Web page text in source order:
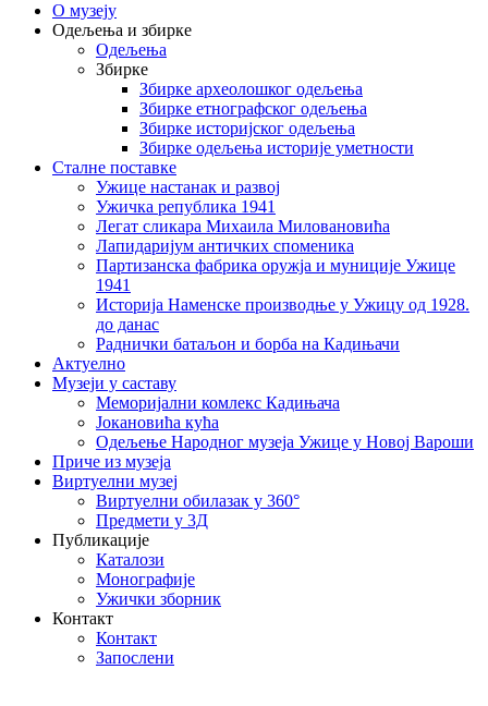
О музеју
Одељења и збирке
Одељења
Збирке
Збирке археолошког одељења
Збирке етнографског одељења
Збирке историјског одељења
Збирке одељења историје уметности
Сталне поставке
Ужице настанак и развој
Ужичка република 1941
Легат сликара Михаила Миловановића
Лапидаријум античких споменика
Партизанска фабрика оружја и муниције Ужице
1941
Историја Наменске производње у Ужицу од 1928.
до данас
Раднички батаљон и борба на Кадињачи
Актуелно
Музеји у саставу
Меморијални комлекс Кадињача
Јокановића кућа
Oдељење Народног музеја Ужице у Новој Вароши
Приче из музеја
Виртуелни музеј
Виртуелни обилазак у 360°
Предмети у 3Д
Публикације
Каталози
Монографије
Ужички зборник
Контакт
Контакт
Запослени